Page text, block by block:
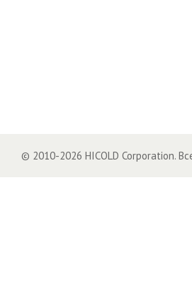
© 2010-2026 HICOLD Corporation.